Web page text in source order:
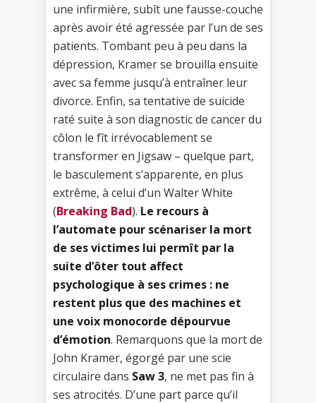
une infirmière, subît une fausse-couche
après avoir été agressée par l’un de ses
patients. Tombant peu à peu dans la
dépression, Kramer se brouilla ensuite
avec sa femme jusqu’à entraîner leur
divorce. Enfin, sa tentative de suicide
raté suite à son diagnostic de cancer du
côlon le fît irrévocablement se
transformer en Jigsaw – quelque part,
le basculement s’apparente, en plus
extrême, à celui d’un Walter White
(Breaking Bad). Le recours à
l’automate pour scénariser la mort
de ses victimes lui permît par la
suite d’ôter tout affect
psychologique à ses crimes : ne
restent plus que des machines et
une voix monocorde dépourvue
d’émotion. Remarquons que la mort de
John Kramer, égorgé par une scie
circulaire dans Saw 3, ne met pas fin à
ses atrocités. D’une part parce qu’il